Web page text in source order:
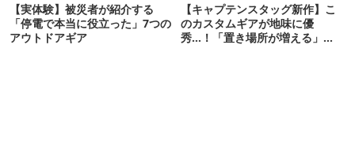
【実体験】被災者が紹介する
「停電で本当に役立った」7つの
アウトドアギア
【キャプテンスタッグ新作】こ
のカスタムギアが地味に優
秀…！「置き場所が増える」